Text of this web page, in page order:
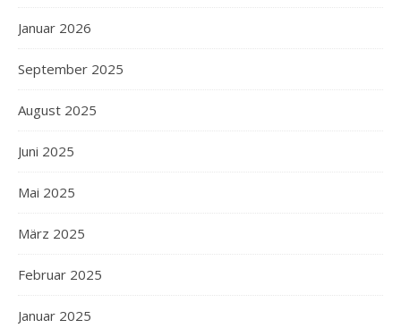
Januar 2026
September 2025
August 2025
Juni 2025
Mai 2025
März 2025
Februar 2025
Januar 2025